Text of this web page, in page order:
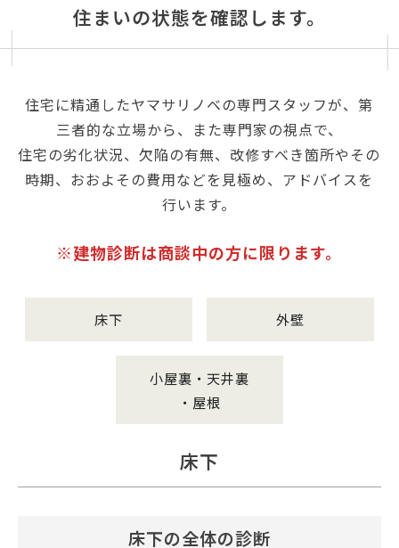
住まいの状態を確認します。
住宅に精通したヤマサリノベの専門スタッフが、第
三者的な立場から、また専門家の視点で、
住宅の劣化状況、欠陥の有無、改修すべき箇所やその
時期、おおよその費用などを見極め、アドバイスを
行います。
※建物診断は商談中の方に限ります。
床下 外壁
小屋裏・天井裏
・屋根
床下
床下の全体の診断